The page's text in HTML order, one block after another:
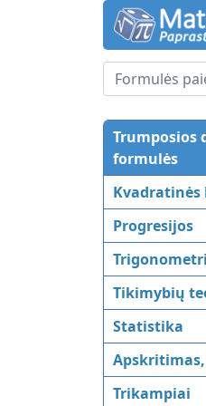
Trumposios
formulės
Kvadratinės
Progresijos
Tikimybių
Statistika
Trikampiai